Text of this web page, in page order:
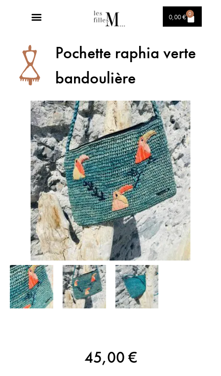
0,00€ 0
Pochette raphia verte
bandoulière
45,00€